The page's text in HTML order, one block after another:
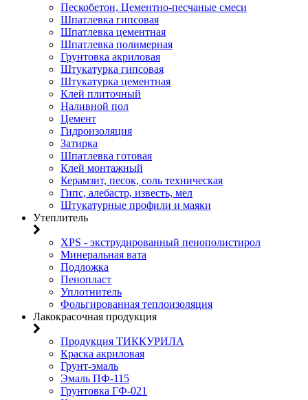
Пескобетон, Цементно-песчаные смеси
Шпатлевка гипсовая
Шпатлевка цементная
Шпатлевка полимерная
Грунтовка акриловая
Штукатурка гипсовая
Штукатурка цементная
Клей плиточный
Наливной пол
Цемент
Гидроизоляция
Затирка
Шпатлевка готовая
Клей монтажный
Керамзит, песок, соль техническая
Гипс, алебастр, известь, мел
Штукатурные профили и маяки
Утеплитель
XPS - экструдированный пенополистирол
Минеральная вата
Подложка
Пенопласт
Уплотнитель
Фольгированная теплоизоляция
Лакокрасочная продукция
Продукция ТИККУРИЛА
Краска акриловая
Грунт-эмаль
Эмаль ПФ-115
Грунтовка ГФ-021